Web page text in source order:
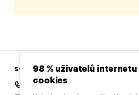
98 % uživatelů
cookies
Středočeská vědecká knihovna v
+420 312 813 154